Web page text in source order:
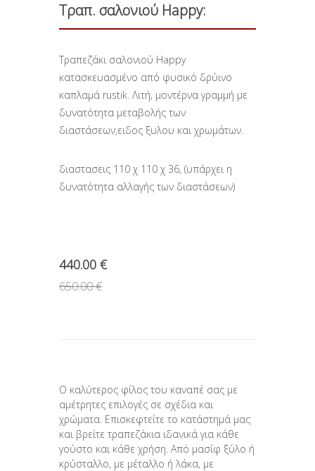
Τραπ. σαλονιού Happy:
Τραπεζάκι σαλονιού Happy
κατασκευασμένο από φυσικό δρύινο
καπλαμά rustik. Λιτή, μοντέρνα γραμμή με
δυνατότητα μεταβολής των
διαστάσεων,ειδος ξυλου και χρωμάτων.
διαστασεις 110 χ 110 χ 36, (υπάρχει η
δυνατότητα αλλαγής των διαστάσεων)
440.00 €
650.00 €
Ο καλύτερος φίλος του καναπέ σας με
αμέτρητες επιλογές σε σχέδια και
χρώματα. Επισκεφτείτε το κατάστημά μας
και βρείτε τραπεζάκια ιδανικά για κάθε
γούστο και κάθε χρήση. Από μασίφ ξύλο ή
κρύσταλλο, με μέταλλο ή λάκα, με